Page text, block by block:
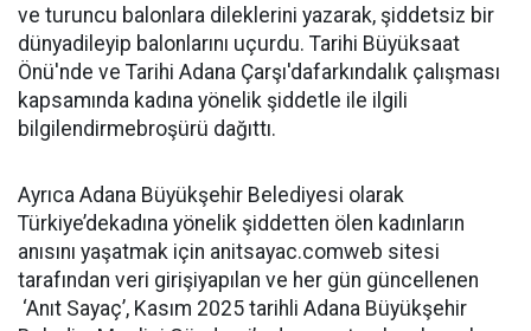
ve turuncu balonlara dileklerini yazarak, şiddetsiz bir
dünyadileyip balonlarını uçurdu. Tarihi Büyüksaat
Önü'nde ve Tarihi Adana Çarşı'dafarkındalık çalışması
kapsamında kadına yönelik şiddetle ile ilgili
bilgilendirmebroşürü dağıttı.
Ayrıca Adana Büyükşehir Belediyesi olarak
Türkiye’dekadına yönelik şiddetten ölen kadınların
anısını yaşatmak için anitsayac.comweb sitesi
tarafından veri girişiyapılan ve her gün güncellenen
‘Anıt Sayaç’, Kasım 2025 tarihli Adana Büyükşehir